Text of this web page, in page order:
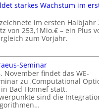
starkes Wachstum im
im ersten Halbjahr
von 253,1Mio.€ – ein Plus
zum Vorjahr.
Seminar
November findet das WE-
zu ‚Computational
in Bad Honnef statt.
sind die